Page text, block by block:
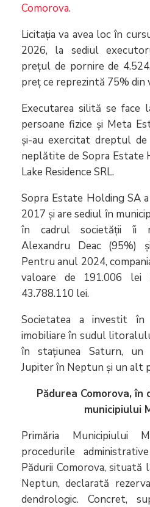
Comorova.
Licitația va avea loc în
2026, la sediul
prețul de pornire de
preț ce reprezintă 75% din
Executarea silită se face
persoane fizice și Meta
și-au exercitat dreptul de
neplătite de Sopra Estate
Lake Residence SRL.
Sopra Estate Holding SA
2017 și are sediul în
în cadrul societății îi
Alexandru Deac (95%)
Pentru anul 2024,
valoare de 191.006
43.788.110 lei.
Societatea a investit
imobiliare în sudul
în stațiunea Saturn,
Jupiter în Neptun și un alt
Pădurea Comorova,
municipiului
Primăria Municipiului
procedurile
Pădurii Comorova, situată
Neptun, declarată
dendrologic. Concret,